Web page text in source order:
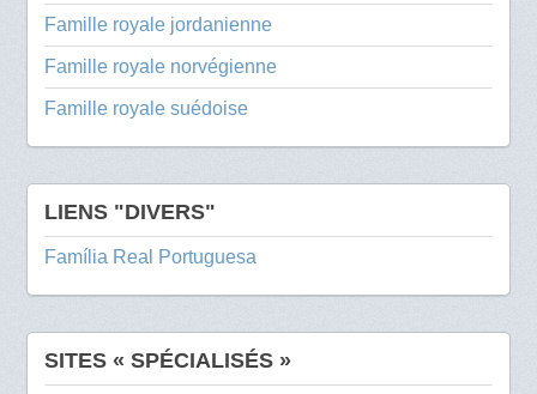
Famille royale jordanienne
Famille royale norvégienne
Famille royale suédoise
LIENS "DIVERS"
Família Real Portuguesa
SITES « SPÉCIALISÉS »